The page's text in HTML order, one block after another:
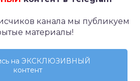
канала мы публикуем
материалы!
на ЭКСКЛЮЗИВНЫЙ
контент